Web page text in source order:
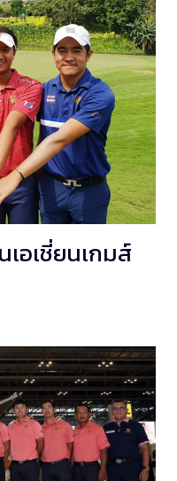
อเชี่ยนเกมส์